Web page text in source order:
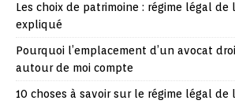
Les choix de patrimoine : régime légal de
expliqué
Pourquoi l’emplacement d’un avocat
autour de moi compte
10 choses à savoir sur le régime légal de